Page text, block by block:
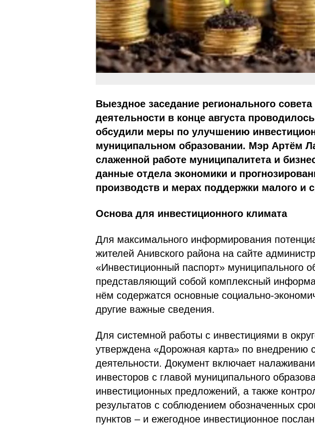
Выездное заседание регионального
деятельности в конце августа
обсудили меры по улучшению
муниципальном образовании. Мэр Артём
слаженной работе муниципалитета и
данные отдела экономики и
производств и мерах поддержки малого и
Основа для инвестиционного климата
Для максимального информирования
жителей Анивского района на сайте
«Инвестиционный паспорт» муниципального
представляющий собой комплексный
нём содержатся основные социально-
другие важные сведения.
Для системной работы с инвестициями в
утверждена «Дорожная карта» по внедрению
деятельности. Документ включает
инвесторов с главой муниципального
инвестиционных предложений, а также
результатов с соблюдением обозначенных
пунктов – и ежегодное инвестиционное